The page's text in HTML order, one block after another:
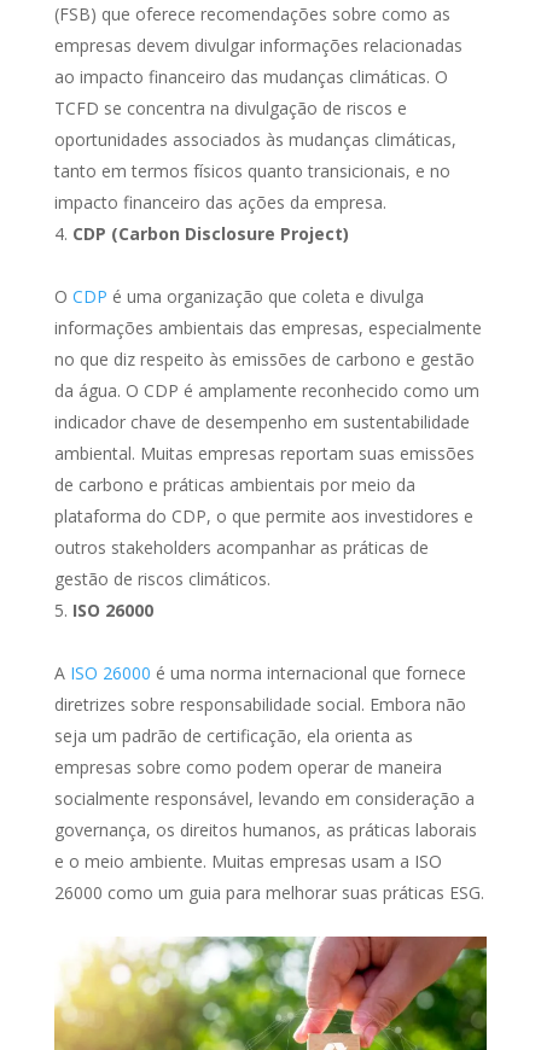
(FSB) que oferece recomendações sobre como as
empresas devem divulgar informações relacionadas
ao impacto financeiro das mudanças climáticas. O
TCFD se concentra na divulgação de riscos e
oportunidades associados às mudanças climáticas,
tanto em termos físicos quanto transicionais, e no
impacto financeiro das ações da empresa.
CDP (Carbon Disclosure Project)
O CDP é uma organização que coleta e divulga
informações ambientais das empresas, especialmente
no que diz respeito às emissões de carbono e gestão
da água. O CDP é amplamente reconhecido como um
indicador chave de desempenho em sustentabilidade
ambiental. Muitas empresas reportam suas emissões
de carbono e práticas ambientais por meio da
plataforma do CDP, o que permite aos investidores e
outros stakeholders acompanhar as práticas de
gestão de riscos climáticos.
ISO 26000
AISO 26000 é uma norma internacional que fornece
diretrizes sobre responsabilidade social. Embora não
seja um padrão de certificação, ela orienta as
empresas sobre como podem operar de maneira
socialmente responsável, levando em consideração a
governança, os direitos humanos, as práticas laborais
e o meio ambiente. Muitas empresas usam a ISO
26000 como um guia para melhorar suas práticas ESG.